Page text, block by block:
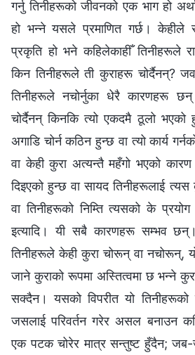
गर्नु तिनीहरूको जीवनको एक भाग हो
हो भन्‍ने यसले प्रमाणित गर्छ। केहीले
प्रकृति हो भने कहिलेकाहीँ तिनीहरूले
किन तिनीहरूले ती कुराहरू चोर्दैनन्?
तिनीहरूले नचोर्नुका धेरै कारणहरू
चोर्दैनन् किनकि त्यो एकदमै ठूलो
अगाडि चोर्न कठिन हुन्छ वा त्यो कार्य
वा केही कुरा अत्यन्तै महँगो भएको
दिइएको हुन्छ वा सायद तिनीहरूलाई
वा तिनीहरूको निम्ति त्यसको के
इत्यादि। यी सबै कारणहरू सम्भव
तिनीहरूले केही कुरा चोरून् वा नचोरून्,
जाने कुराको रूपमा अस्तित्वमा छ भन्‍ने
सक्दैन। यसको विपरीत यो तिनीहरूको
जसलाई परिवर्तन गरेर असल बनाउन
एक पटक चोरेर मात्र सन्तुष्ट हुँदैन; जब-